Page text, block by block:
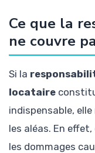
Ce que la
ne couvre
Si la
locataire
indispensable,
les aléas. En
les dommages